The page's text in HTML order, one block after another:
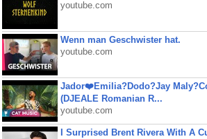
youtube.com
Wenn man Geschwister hat.
youtube.com
Jador❤️Emilia?Dodo?Jay
(DJEALE Romanian R...
youtube.com
I Surprised Brent Rivera With A